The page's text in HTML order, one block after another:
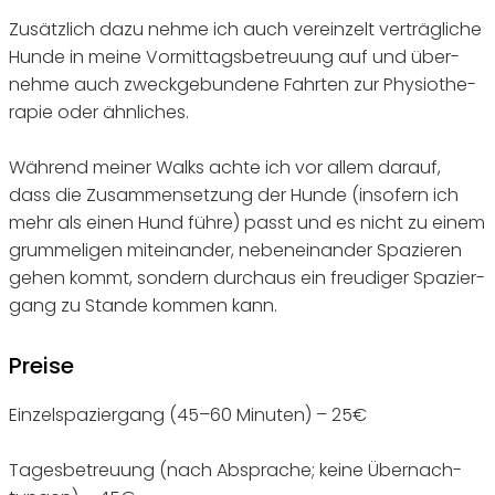
Zusätz­lich dazu neh­me ich auch ver­ein­zelt ver­träg­li­che
Hun­de in mei­ne Vor­mit­tags­be­treu­ung auf und über­
neh­me auch zweck­ge­bun­de­ne Fahr­ten zur Phy­sio­the­
ra­pie oder ähnliches.
Wäh­rend mei­ner Walks ach­te ich vor allem dar­auf,
dass die Zusam­men­set­zung der Hun­de (inso­fern ich
mehr als einen Hund füh­re) passt und es nicht zu einem
grum­me­li­gen mit­ein­an­der, neben­ein­an­der Spa­zie­ren
gehen kommt, son­dern durch­aus ein freu­di­ger Spa­zier­
gang zu Stan­de kom­men kann.
Prei­se
Ein­zel­spa­zier­gang (45–60 Minu­ten) – 25€
Tages­be­treu­ung (nach Abspra­che; kei­ne Über­nach­